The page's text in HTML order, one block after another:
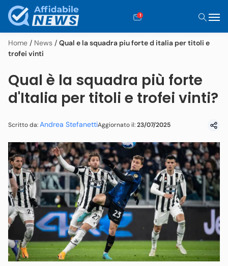
1
Home / News / Qual e la squadra piu forte d italia per titoli e
trofei vinti
Qual è la squadra più forte
d'Italia per titoli e trofei vinti?
Scritto da:Andrea StefanettiAggiornato il:23/07/2025